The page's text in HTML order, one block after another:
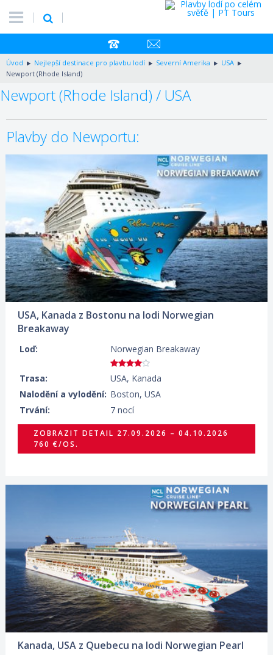
Úvod Nejlepší destinace pro plavbu lodí Severní Amerika
USA
Newport (Rhode Island)
Newport (Rhode Island) / USA
Plavby do Newportu:
USA, Kanada z Bostonu na lodi Norwegian
Breakaway
Loď: Norwegian Breakaway
Trasa:
USA, Kanada
Nalodění a vylodění: Boston, USA
Trvání:
7 nocí
ZOBRAZIT DETAIL
27.09.2026 – 04.10.2026
ZOBRAZIT DETAIL 27.09.2026 – 04.10.2026
760 €/OS.
Kanada, USA z Quebecu na lodi Norwegian Pearl
ZOBRAZIT DETAIL
18.09.2027 – 28.09.2027